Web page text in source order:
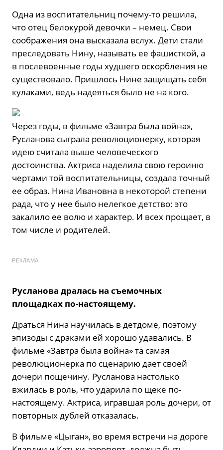
Одна из воспитательниц почему-то решила,
что отец белокурой девочки – немец. Свои
соображения она высказала вслух. Дети стали
преследовать Нину, называть ее фашисткой, а
в послевоенные годы худшего оскорбления не
существовало. Пришлось Нине защищать себя
кулаками, ведь надеяться было не на кого.
Через годы, в фильме «Завтра была война»,
Русланова сыграла революционерку, которая
идею считала выше человеческого
достоинства. Актриса наделила свою героиню
чертами той воспитательницы, создала точный
ее образ. Нина Ивановна в некоторой степени
рада, что у нее было нелегкое детство: это
закалило ее волю и характер. И всех прощает, в
том числе и родителей.
РЕКЛАМА
Русланова дралась на съемочных
площадках по-настоящему.
Драться Нина научилась в детдоме, поэтому
эпизоды с драками ей хорошо удавались. В
фильме «Завтра была война» та самая
революционерка по сценарию дает своей
дочери пощечину. Русланова настолько
вжилась в роль, что ударила по щеке по-
настоящему. Актриса, игравшая роль дочери, от
повторных дублей отказалась.
В фильме «Цыган», во время встречи на дороге